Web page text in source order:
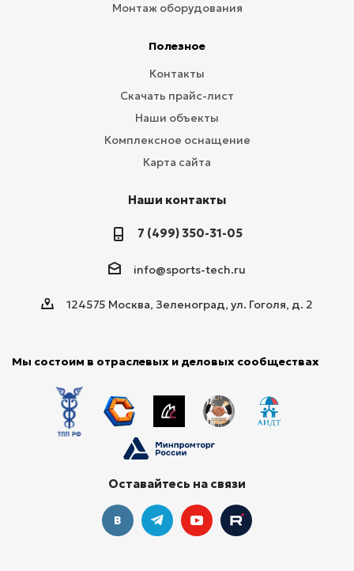
Монтаж оборудования
Полезное
Контакты
Скачать прайс-лист
Наши объекты
Комплексное оснащение
Карта сайта
Наши контакты
7 (499) 350-31-05
info@sports-tech.ru
124575 Москва, Зеленоград, ул. Гоголя, д. 2
Мы состоим в отраслевых и деловых сообществах
Оставайтесь на связи